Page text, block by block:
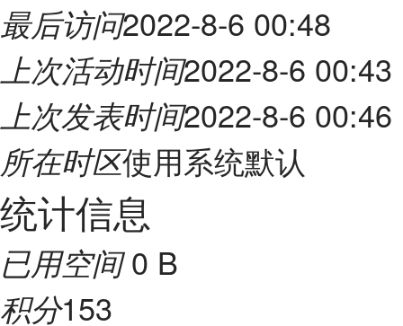
最后访问2022-8-6 00:48
上次活动时间2022-8-6 00:43
上次发表时间2022-8-6 00:46
所在时区使用系统默认
统计信息
已用空间0 B
积分153